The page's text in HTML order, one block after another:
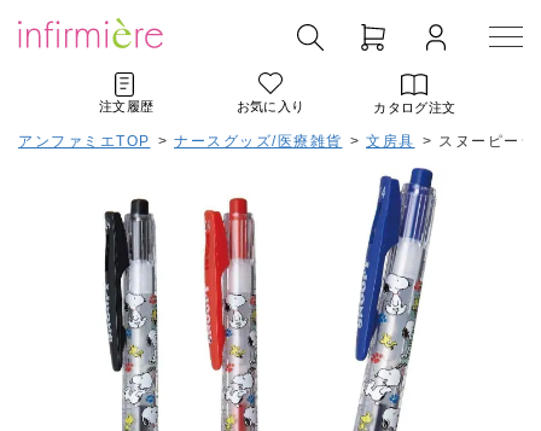
注文履歴 お気に入り カタログ注文
アンファミエTOP > ナースグッズ/医療雑貨 > 文房具 > スヌーピー